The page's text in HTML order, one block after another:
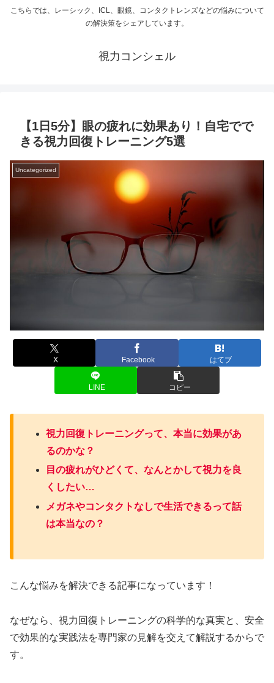
こちらでは、レーシック、ICL、眼鏡、コンタクトレンズなどの悩みについて
の解決策をシェアしています。
視力コンシェル
【1日5分】眼の疲れに効果あり！自宅でで
きる視力回復トレーニング5選
Uncategorized
X Facebook はてブ
LINE コピー
視力回復トレーニングって、本当に効果があ
るのかな？
目の疲れがひどくて、なんとかして視力を良
くしたい…
メガネやコンタクトなしで生活できるって話
は本当なの？
こんな悩みを解決できる記事になっています！
なぜなら、視力回復トレーニングの科学的な真実と、安全
で効果的な実践法を専門家の見解を交えて解説するからで
す。